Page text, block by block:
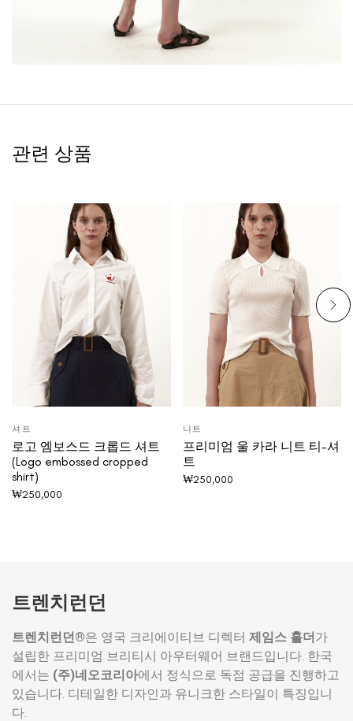
관련 상품
셔트
로고 엠보스드 크롭드 셔트
(Logo embossed cropped
shirt)
₩250,000
니트
프리미엄 울 카라 니트 티-셔
트
₩250,000
트렌치런던
트렌치런던®은 영국 크리에이티브 디렉터 제임스 홀더가
설립한 프리미엄 브리티시 아우터웨어 브랜드입니다. 한국
에서는 (주)네오코리아에서 정식으로 독점 공급을 진행하고
있습니다. 디테일한 디자인과 유니크한 스타일이 특징입니
다.